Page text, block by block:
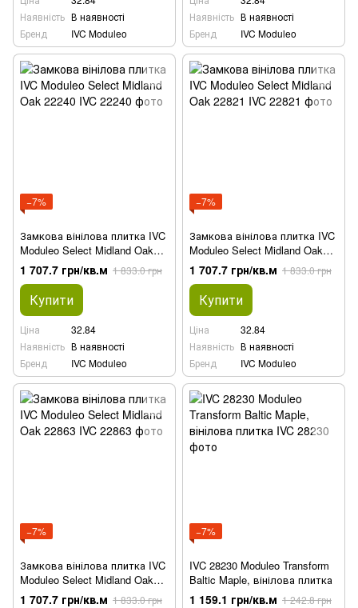
Наявність В наявності
Бренд
IVC Moduleo
Наявність В наявності
Бренд
IVC Moduleo
−7%
Замкова вінілова плитка IVC
Moduleo Select Midland Oak
22240
1 707.7 грн/кв.м 1 833.0 грн
Купити
Ціна
32.84
Наявність В наявності
Бренд
IVC Moduleo
−7%
Замкова вінілова плитка IVC
Moduleo Select Midland Oak
22821
1 707.7 грн/кв.м 1 833.0 грн
Купити
Ціна
32.84
Наявність В наявності
Бренд
IVC Moduleo
−7%
Замкова вінілова плитка IVC
Moduleo Select Midland Oak
22863
1 707.7 грн/кв.м 1 833.0 грн
−7%
IVC 28230 Moduleo Transform
Baltic Maple, вінілова плитка
1 159.1 грн/кв.м 1 242.8 грн